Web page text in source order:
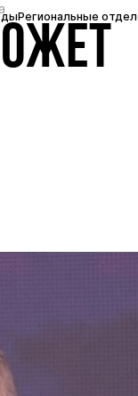
Региональные